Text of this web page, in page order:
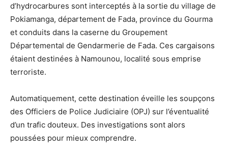
d’hydrocarbures sont interceptés à la sortie du village de
Pokiamanga, département de Fada, province du Gourma
et conduits dans la caserne du Groupement
Départemental de Gendarmerie de Fada. Ces cargaisons
étaient destinées à Namounou, localité sous emprise
terroriste.
Automatiquement, cette destination éveille les soupçons
des Officiers de Police Judiciaire (OPJ) sur l’éventualité
d’un trafic douteux. Des investigations sont alors
poussées pour mieux comprendre.